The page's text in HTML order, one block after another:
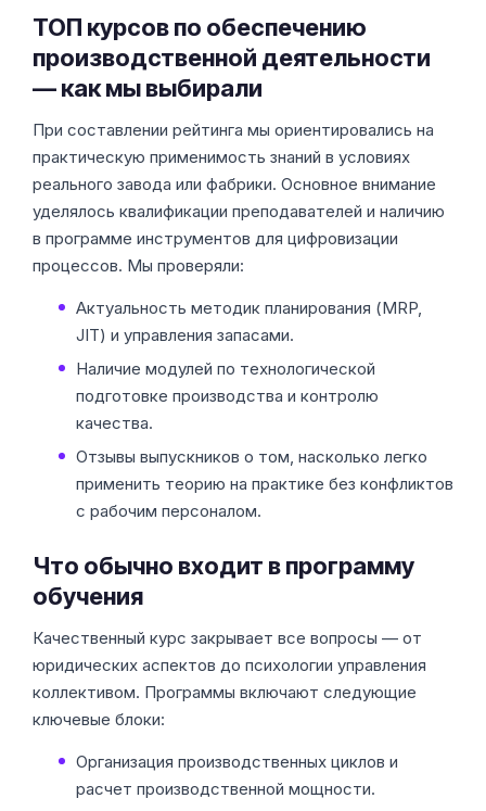
ТОП курсов по обеспечению
производственной деятельности
— как мы выбирали
При составлении рейтинга мы ориентировались на
практическую применимость знаний в условиях
реального завода или фабрики. Основное внимание
уделялось квалификации преподавателей и наличию
в программе инструментов для цифровизации
процессов. Мы проверяли:
Актуальность методик планирования (MRP,
JIT) и управления запасами.
Наличие модулей по технологической
подготовке производства и контролю
качества.
Отзывы выпускников о том, насколько легко
применить теорию на практике без конфликтов
с рабочим персоналом.
Что обычно входит в программу
обучения
Качественный курс закрывает все вопросы — от
юридических аспектов до психологии управления
коллективом. Программы включают следующие
ключевые блоки:
Организация производственных циклов и
расчет производственной мощности.